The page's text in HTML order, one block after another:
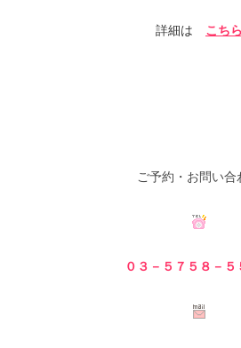
詳細は こちら
ご予約・お問い合
０３－５７５８－５